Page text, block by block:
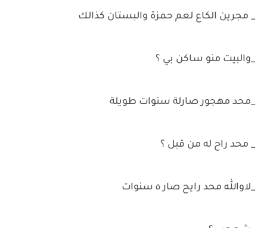
_ مجرين الكاع لعم حمزة والبستان كذالك
_والبيت منو ساكن بي ؟
_محد مهجور صارلة سنوات طويلة
_ محد راح له من قبل ؟
_لاوالله محد رايح صار ٥ سنوات